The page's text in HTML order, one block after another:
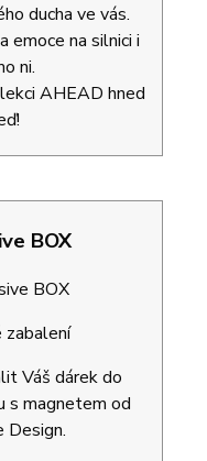
ducha ve vás.
emoce na silnici i
ni.
AHEAD hned
BOX
zabalení
Váš dárek do
s magnetem od
Design.